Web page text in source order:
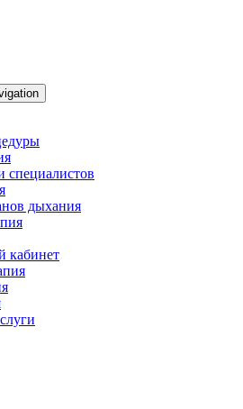
специалистов
дыхания
кабинет